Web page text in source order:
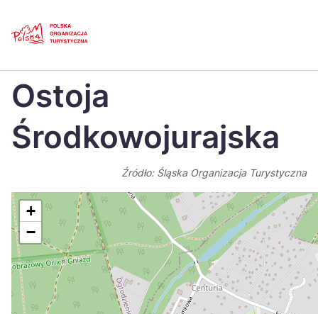
Polski
Česká
Dansk
Italiano
Nederlands 日本
Português
Suomi
Ostoja
Środkowojurajska
Źródło: Śląska Organizacja Turystyczna
+
−